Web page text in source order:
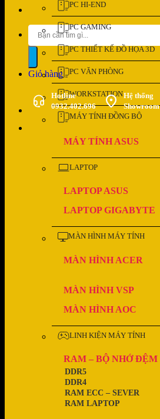
Tìm
kiếm:
Giỏ hàng
Hotline
0932.402.696
Hệ thống
Showroom
PC HI-END
PC GAMING
PC THIẾT KẾ ĐỒ HỌA 3D
PC VĂN PHÒNG
WORKSTATION
MÁY TÍNH ĐỒNG BỘ
MÁY TÍNH ASUS
LAPTOP
LAPTOP ASUS
LAPTOP GIGABYTE
MÀN HÌNH MÁY TÍNH
MÀN HÌNH ACER
MÀN HÌNH VSP
MÀN HÌNH AOC
LINH KIỆN MÁY TÍNH
RAM – BỘ NHỚ ĐỆM
RAM LAPTOP
RAM ECC – SEVER
DDR4
DDR5